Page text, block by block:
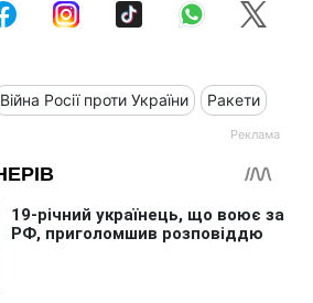
Війна Росії проти України Ракети